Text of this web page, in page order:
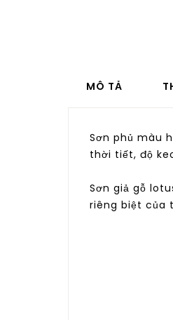
MÔ TẢ
Sơn phủ màu
thời tiết, độ
Sơn giả gỗ
riêng biệt của